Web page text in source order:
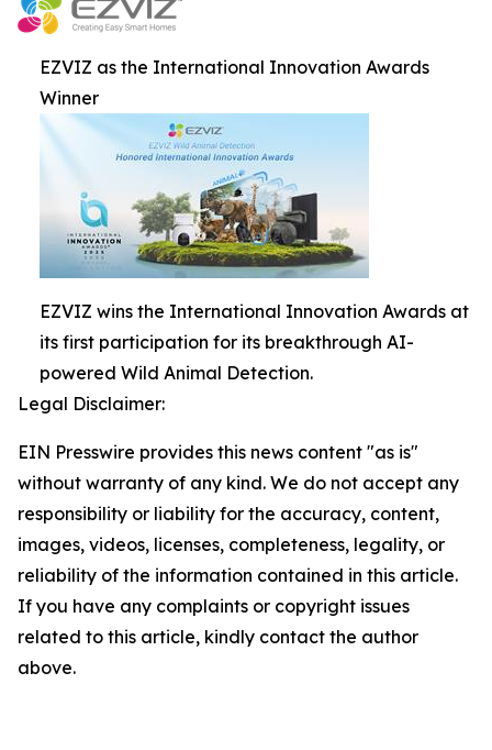
EZVIZ as the International Innovation Awards
Winner
EZVIZ wins the International Innovation Awards at
its first participation for its breakthrough AI-
powered Wild Animal Detection.
Legal Disclaimer:
EIN Presswire provides this news content "as is"
without warranty of any kind. We do not accept any
responsibility or liability for the accuracy, content,
images, videos, licenses, completeness, legality, or
reliability of the information contained in this article.
If you have any complaints or copyright issues
related to this article, kindly contact the author
above.